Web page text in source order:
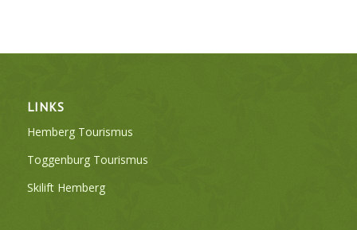
LINKS
Hemberg Tourismus
Toggenburg Tourismus
Skilift Hemberg